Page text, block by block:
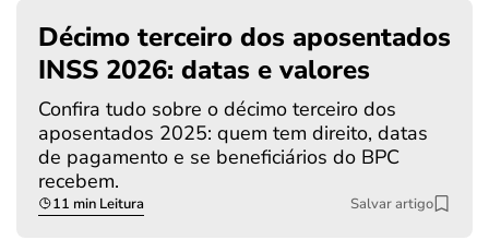
Décimo terceiro dos aposentados
INSS 2026: datas e valores
Confira tudo sobre o décimo terceiro dos
aposentados 2025: quem tem direito, datas
de pagamento e se beneficiários do BPC
recebem.
11 min Leitura Salvar artigo